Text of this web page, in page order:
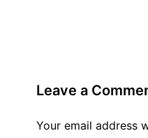
Leave a
Your email address